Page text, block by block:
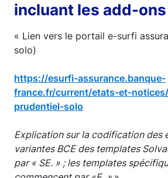
incluant les add-ons
« Lien vers le portail e-surfi
solo)
https://esurfi-assurance.banque-
france.fr/current/etats-et-
prudentiel-solo
Explication sur la codification des
variantes BCE des templates
par « SE. » ; les templates